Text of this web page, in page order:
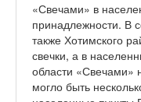
«Свечами» в
принадлежности. В
также Хотимского
свечки, а в
области «Свечами»
могло быть